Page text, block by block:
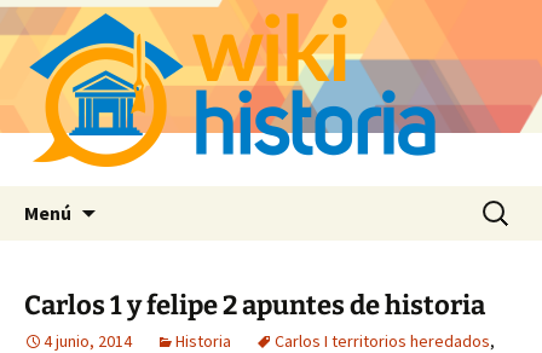
Menú Buscar:
Carlos 1 y felipe 2 apuntes de historia
4 junio, 2014 Historia Carlos I territorios heredados,